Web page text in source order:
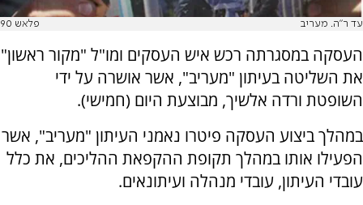
עד ר"ה. מעריב פלאש 90
העסקה במסגרתה רכש איש העסקים ומו"ל "מקור ראשון"
את השליטה בעיתון "מעריב", אשר אושרה על ידי
השופטת ורדה אלשיך, מבוצעת היום (חמישי).
במהלך ביצוע העסקה פיטרו נאמני העיתון "מעריב", אשר
הפעילו אותו במהלך תקופת ההקפאת ההליכים, את כלל
עובדי העיתון, עובדי מנהלה ועיתונאים.